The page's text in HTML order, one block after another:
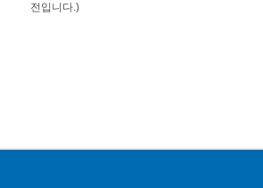
전입니다.)